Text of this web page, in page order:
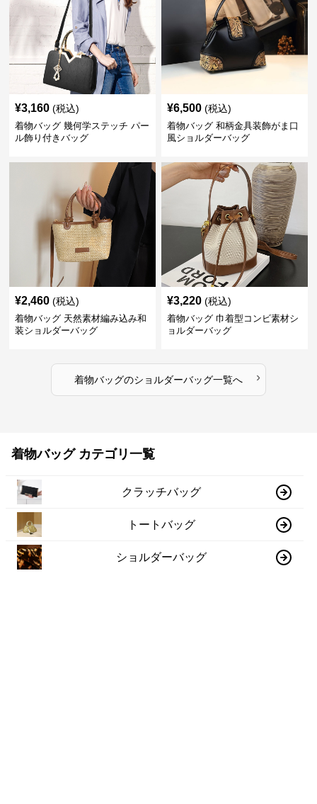
¥3,160 (税込)
着物バッグ 幾何学ステッチ パー
ル飾り付きバッグ
¥6,500 (税込)
着物バッグ 和柄金具装飾がま口
風ショルダーバッグ
¥2,460 (税込)
着物バッグ 天然素材編み込み和
装ショルダーバッグ
¥3,220 (税込)
着物バッグ 巾着型コンビ素材シ
ョルダーバッグ
着物バッグのショルダーバッグ一覧へ ›
着物バッグ カテゴリ一覧
クラッチバッグ
トートバッグ
ショルダーバッグ